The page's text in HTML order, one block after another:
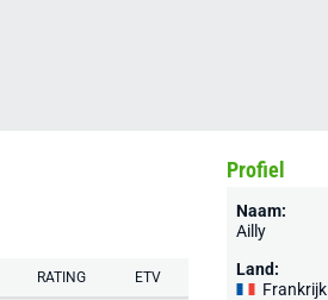
RATING ETV
Profiel
Naam:
Ailly
Land:
Frankrijk